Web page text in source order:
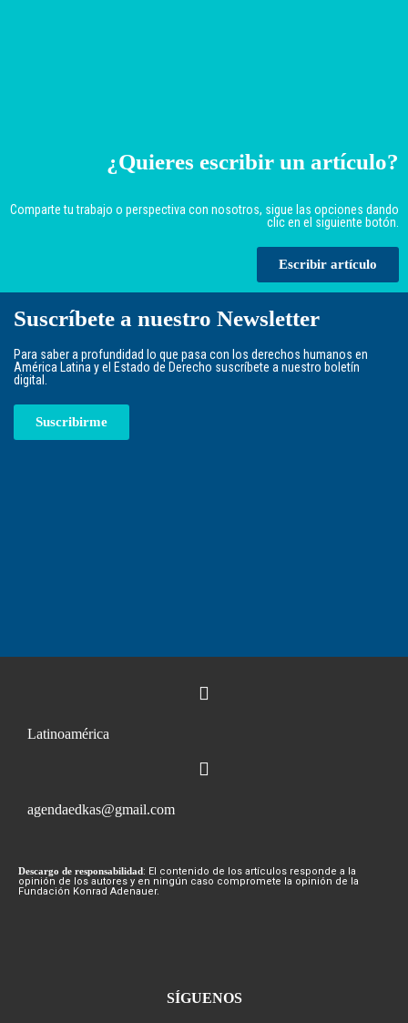
¿Quieres escribir un artículo?
Comparte tu trabajo o perspectiva con nosotros, sigue las opciones dando
clic en el siguiente botón.
Escribir artículo
Suscríbete a nuestro Newsletter
Para saber a profundidad lo que pasa con los derechos humanos en
América Latina y el Estado de Derecho suscríbete a nuestro boletín
digital.
Suscribirme
Latinoamérica
agendaedkas@gmail.com
Descargo de responsabilidad: El contenido de los artículos responde a la
opinión de los autores y en ningún caso compromete la opinión de la
Fundación Konrad Adenauer.
SÍGUENOS